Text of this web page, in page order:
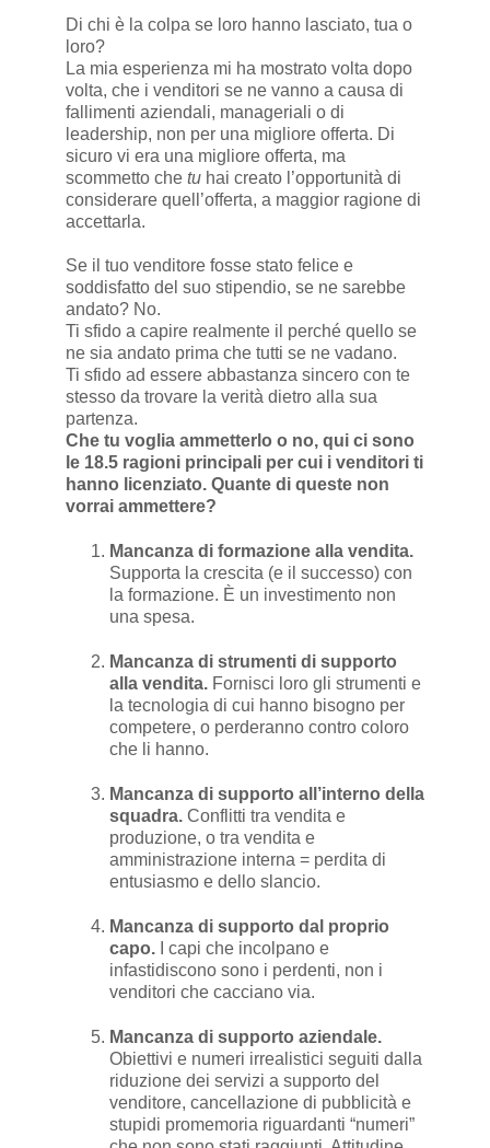
Di chi è la colpa se loro hanno lasciato, tua o
loro?
La mia esperienza mi ha mostrato volta dopo
volta, che i venditori se ne vanno a causa di
fallimenti aziendali, manageriali o di
leadership, non per una migliore offerta. Di
sicuro vi era una migliore offerta, ma
scommetto che tuhai creato l’opportunità di
considerare quell’offerta, a maggior ragione di
accettarla.
Se il tuo venditore fosse stato felice e
soddisfatto del suo stipendio, se ne sarebbe
andato? No.
Ti sfido a capire realmente il perché quello se
ne sia andato prima che tutti se ne vadano.
Ti sfido ad essere abbastanza sincero con te
stesso da trovare la verità dietro alla sua
partenza.
Che tu voglia ammetterlo o no, qui ci sono
le 18.5 ragioni principali per cui i venditori ti
hanno licenziato. Quante di queste non
vorrai ammettere?
Mancanza di formazione alla vendita.
Supporta la crescita (e il successo) con
la formazione. È un investimento non
una spesa.
Mancanza di strumenti di supporto
alla vendita. Fornisci loro gli strumenti e
la tecnologia di cui hanno bisogno per
competere, o perderanno contro coloro
che li hanno.
Mancanza di supporto all’interno della
squadra. Conflitti tra vendita e
produzione, o tra vendita e
amministrazione interna = perdita di
entusiasmo e dello slancio.
Mancanza di supporto dal proprio
capo.
I capi che incolpano e
infastidiscono sono i perdenti, non i
venditori che cacciano via.
Mancanza di supporto aziendale.
Obiettivi e numeri irrealistici seguiti dalla
riduzione dei servizi a supporto del
venditore, cancellazione di pubblicità e
stupidi promemoria riguardanti “numeri”